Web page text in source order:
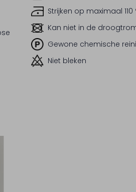
Strijken op maximaal 110
Kan niet in de
Gewone chemische
Niet bleken